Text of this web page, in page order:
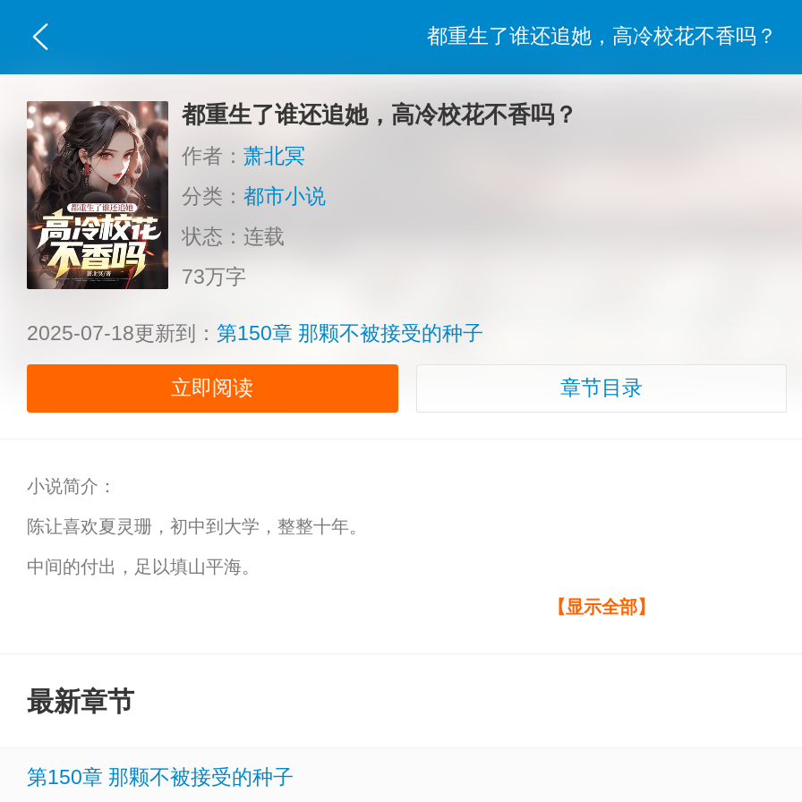
都重生了谁还追她，高冷校花不香吗？
都重生了谁还追她，高冷校花不香吗？
作者： 萧北冥
分类： 都市小说
状态：连载
73万字
2025-07-18更新到： 第150章 那颗不被接受的种子
立即阅读 章节目录
小说简介：
陈让喜欢夏灵珊，初中到大学，整整十年。
中间的付出，足以填山平海。
看着跟新男友十指相扣的白月光，陈让终究成了个狼遇见狈的冷笑话。
抽离跟夏灵珊的不对等关系后，他终于找回自我，邂逅了宝藏女孩林静姝。
【显示全部】
最新章节
第150章 那颗不被接受的种子